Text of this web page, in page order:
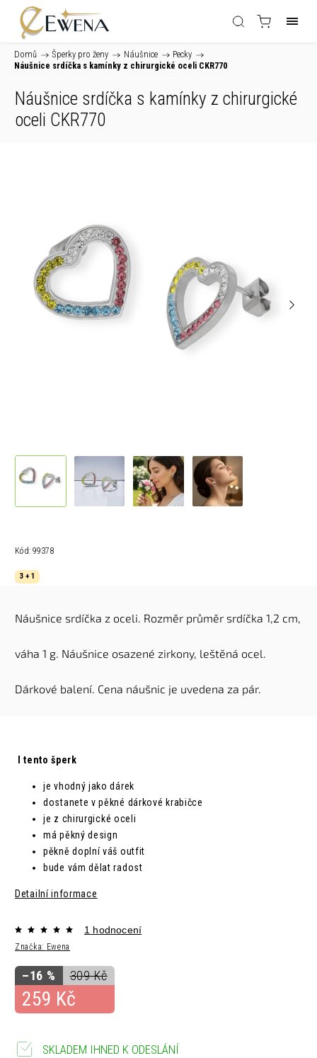
Domů / Šperky pro ženy / Náušnice / Pecky /
Náušnice srdíčka s kamínky z chirurgické oceli CKR770
Náušnice srdíčka s kamínky z chirurgické
oceli CKR770
Kód: 99378
3 + 1
Náušnice srdíčka z oceli. Rozměr průměr srdíčka 1,2 cm,
váha 1 g. Náušnice osazené zirkony, leštěná ocel.
Dárkové balení. Cena náušnic je uvedena za pár.
I tento šperk
je vhodný jako dárek
dostanete v pěkné dárkové krabičce
je z chirurgické oceli
má pěkný design
pěkně doplní váš outfit
bude vám dělat radost
Detailní informace
Značka: Ewena
1 hodnocení
309 Kč
–16 %
259 Kč
SKLADEM IHNED K ODESLÁNÍ